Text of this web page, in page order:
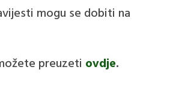
mogu se dobiti na
preuzeti ovdje.